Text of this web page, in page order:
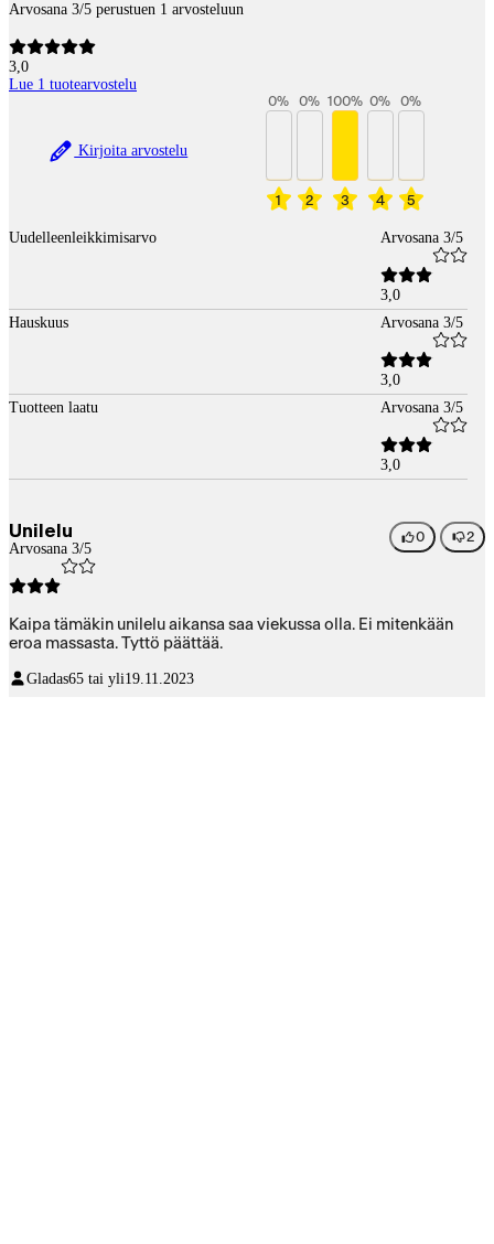
Arvosana 3/5 perustuen 1 arvosteluun
3,0
Lue 1 tuotearvostelu
Kirjoita arvostelu
1
0%
2
0%
3
100%
4
0%
5
0%
Uudelleenleikkimisarvo Arvosana 3/5
3,0
Hauskuus
Arvosana 3/5
3,0
Tuotteen laatu
Arvosana 3/5
3,0
Unilelu
Arvosana 3/5
0 2
Kaipa tämäkin unilelu aikansa saa viekussa olla. Ei mitenkään
eroa massasta. Tyttö päättää.
Gladas65 tai yli19.11.2023